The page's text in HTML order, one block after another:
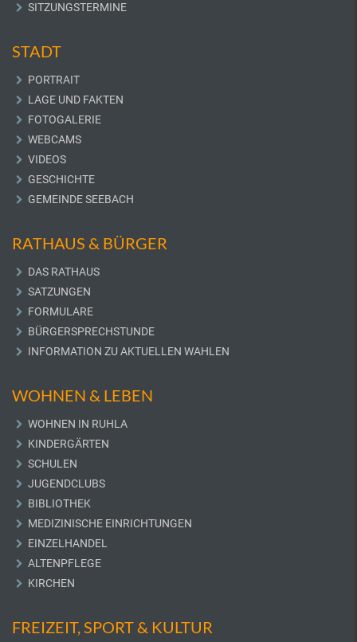
SITZUNGSTERMINE
STADT
PORTRAIT
LAGE UND FAKTEN
FOTOGALERIE
WEBCAMS
VIDEOS
GESCHICHTE
GEMEINDE SEEBACH
RATHAUS & BÜRGER
DAS RATHAUS
SATZUNGEN
FORMULARE
BÜRGERSPRECHSTUNDE
INFORMATION ZU AKTUELLEN WAHLEN
WOHNEN & LEBEN
WOHNEN IN RUHLA
KINDERGÄRTEN
SCHULEN
JUGENDCLUBS
BIBLIOTHEK
MEDIZINISCHE EINRICHTUNGEN
EINZELHANDEL
ALTENPFLEGE
KIRCHEN
FREIZEIT, SPORT & KULTUR